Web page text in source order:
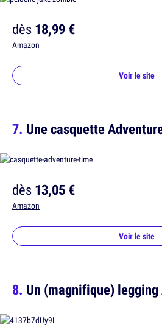
dès18,99 €
Amazon
Voir le site
Une casquette
dès13,05 €
Amazon
Voir le site
Un (magnifique)